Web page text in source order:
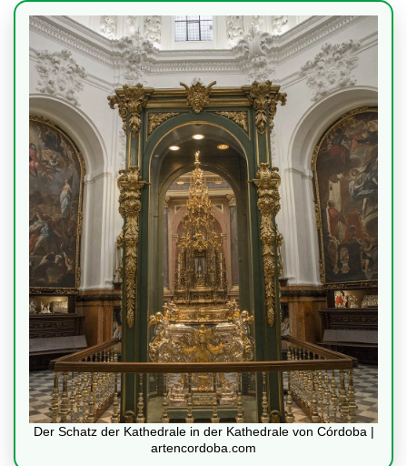
Der Schatz der Kathedrale in der Kathedrale von Córdoba |
artencordoba.com